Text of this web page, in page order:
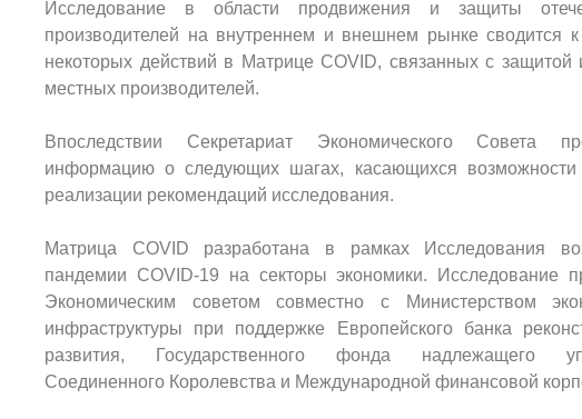
Исследование в области продвижения и защиты
производителей на внутреннем и внешнем рынке сводится
некоторых действий в Матрице COVID, связанных с защитой
местных производителей.
Впоследствии Секретариат Экономического Совета
информацию о следующих шагах, касающихся
реализации рекомендаций исследования.
Матрица COVID разработана в рамках Исследования
пандемии COVID-19 на секторы экономики. Исследование
Экономическим советом совместно с Министерством
инфраструктуры при поддержке Европейского банка
развития, Государственного фонда надлежащего
Соединенного Королевства и Международной финансовой